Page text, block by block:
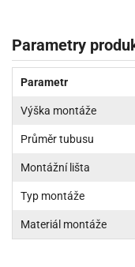
Parametry
Parametr
Výška montáže
Průměr tubusu
Montážní lišta
Typ montáže
Materiál montáže